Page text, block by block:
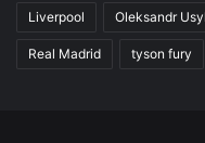
Liverpool Oleksandr
Real Madrid tyson fury